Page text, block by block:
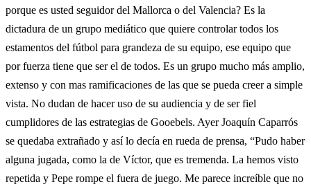
porque es usted seguidor del Mallorca o del Valencia? Es la
dictadura de un grupo mediático que quiere controlar todos los
estamentos del fútbol para grandeza de su equipo, ese equipo que
por fuerza tiene que ser el de todos. Es un grupo mucho más amplio,
extenso y con mas ramificaciones de las que se pueda creer a simple
vista. No dudan de hacer uso de su audiencia y de ser fiel
cumplidores de las estrategias de Gooebels. Ayer Joaquín Caparrós
se quedaba extrañado y así lo decía en rueda de prensa, “Pudo haber
alguna jugada, como la de Víctor, que es tremenda. La hemos visto
repetida y Pepe rompe el fuera de juego. Me parece increíble que no